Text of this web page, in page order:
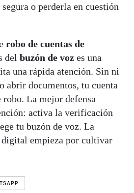
o perderla en cuestión
robo de cuentas de
del buzón de voz es una
una rápida atención. Sin ni
abrir documentos, tu cuenta
robo. La mejor defensa
activa la verificación
tu buzón de voz. La
digital empieza por cultivar